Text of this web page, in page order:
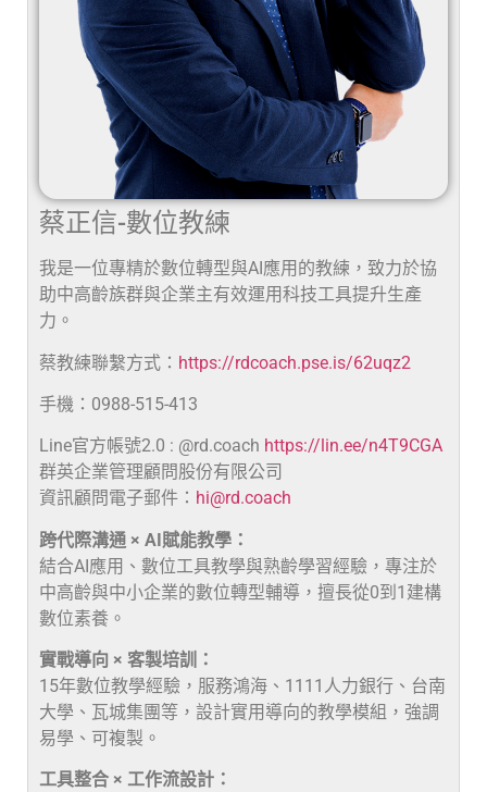
蔡正信-數位教練
我是一位專精於數位轉型與AI應用的教練，致力於協
助中高齡族群與企業主有效運用科技工具提升生產
力。
蔡教練聯繫方式： https://rdcoach.pse.is/62uqz2
手機：0988-515-413
Line官方帳號2.0 : @rd.coach https://lin.ee/n4T9CGA
群英企業管理顧問股份有限公司
資訊顧問電子郵件： hi@rd.coach
跨代際溝通 × AI賦能教學：
結合AI應用、數位工具教學與熟齡學習經驗，專注於
中高齡與中小企業的數位轉型輔導，擅長從0到1建構
數位素養。
實戰導向 × 客製培訓：
15年數位教學經驗，服務鴻海、1111人力銀行、台南
大學、瓦城集團等，設計實用導向的教學模組，強調
易學、可複製。
工具整合 × 工作流設計：